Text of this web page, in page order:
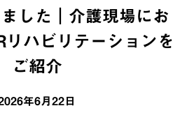
した｜介護現場にお
リハビリテーションを
ご紹介
年6月22日